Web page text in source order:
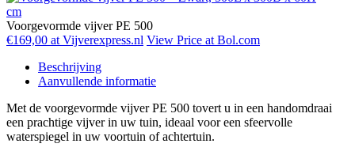
Voorgevormde vijver PE 500
€169,00 at Vijverexpress.nl View Price at Bol.com
Beschrijving
Aanvullende informatie
Met de voorgevormde vijver PE 500 tovert u in een handomdraai
een prachtige vijver in uw tuin, ideaal voor een sfeervolle
waterspiegel in uw voortuin of achtertuin.